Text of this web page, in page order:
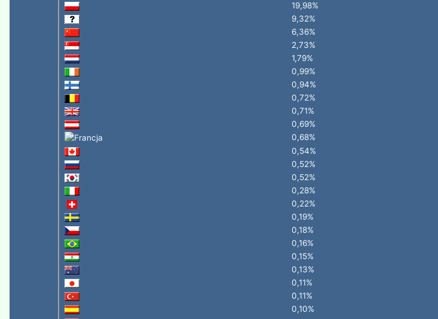
19,98%
9,32%
6,36%
2,73%
1,79%
0,99%
0,94%
0,72%
0,71%
0,69%
0,68%
0,54%
0,52%
0,52%
0,28%
0,22%
0,19%
0,18%
0,16%
0,15%
0,13%
0,11%
0,11%
0,10%